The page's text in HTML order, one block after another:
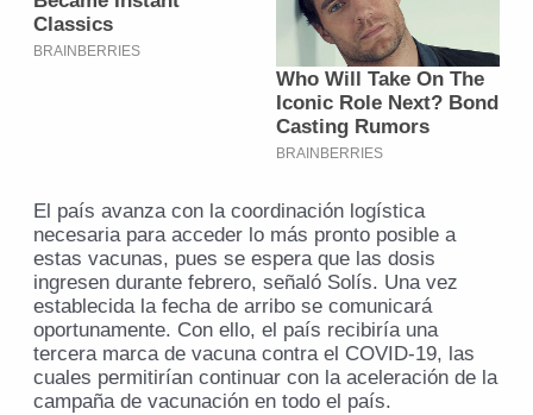
El país avanza con la coordinación logística
necesaria para acceder lo más pronto posible a
estas vacunas, pues se espera que las dosis
ingresen durante febrero, señaló Solís. Una vez
establecida la fecha de arribo se comunicará
oportunamente. Con ello, el país recibiría una
tercera marca de vacuna contra el COVID-19, las
cuales permitirían continuar con la aceleración de la
campaña de vacunación en todo el país.